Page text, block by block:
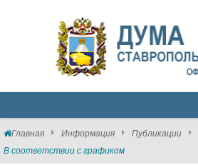
Главная Информация Публикации
В соответствии с графиком